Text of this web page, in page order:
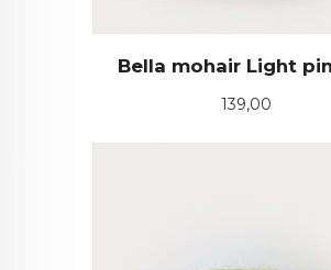
Bella mohair Light
Pris
139,00